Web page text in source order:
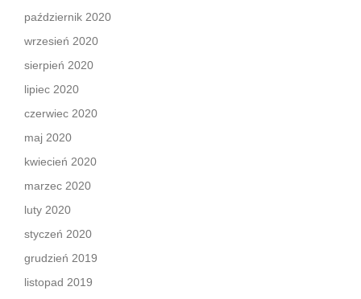
październik 2020
wrzesień 2020
sierpień 2020
lipiec 2020
czerwiec 2020
maj 2020
kwiecień 2020
marzec 2020
luty 2020
styczeń 2020
grudzień 2019
listopad 2019